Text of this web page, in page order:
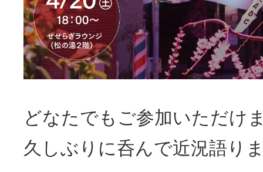
どなたでもご参加いただけ
久しぶりに呑んで近況語り